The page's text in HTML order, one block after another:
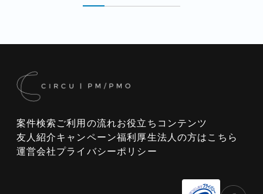
案件検索 ご利用の流れお役立ちコンテンツ
友人紹介キャンペーン福利厚生法人の方はこちら
運営会社プライバシーポリシー